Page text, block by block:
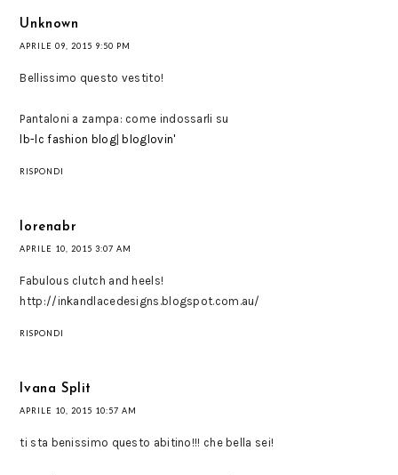
Unknown
APRILE 09, 2015 9:50 PM
Bellissimo questo vestito!
Pantaloni a zampa: come indossarli su
lb-lc fashion blog|bloglovin'
RISPONDI
lorenabr
APRILE 10, 2015 3:07 AM
Fabulous clutch and heels!
http://inkandlacedesigns.blogspot.com.au/
RISPONDI
Ivana Split
APRILE 10, 2015 10:57 AM
ti sta benissimo questo abitino!!! che bella sei!